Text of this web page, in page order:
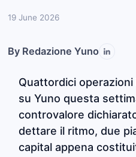
19 June 2026
By Redazione Yuno
Quattordici
su Yuno questa
controvalore
dettare il ritmo, due
capital appena